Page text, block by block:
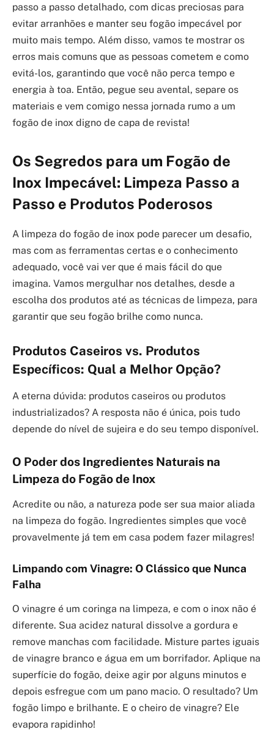
passo a passo detalhado, com dicas preciosas para
evitar arranhões e manter seu fogão impecável por
muito mais tempo. Além disso, vamos te mostrar os
erros mais comuns que as pessoas cometem e como
evitá-los, garantindo que você não perca tempo e
energia à toa. Então, pegue seu avental, separe os
materiais e vem comigo nessa jornada rumo a um
fogão de inox digno de capa de revista!
Os Segredos para um Fogão de
Inox Impecável: Limpeza Passo a
Passo e Produtos Poderosos
A limpeza do fogão de inox pode parecer um desafio,
mas com as ferramentas certas e o conhecimento
adequado, você vai ver que é mais fácil do que
imagina. Vamos mergulhar nos detalhes, desde a
escolha dos produtos até as técnicas de limpeza, para
garantir que seu fogão brilhe como nunca.
Produtos Caseiros vs. Produtos
Específicos: Qual a Melhor Opção?
A eterna dúvida: produtos caseiros ou produtos
industrializados? A resposta não é única, pois tudo
depende do nível de sujeira e do seu tempo disponível.
O Poder dos Ingredientes Naturais na
Limpeza do Fogão de Inox
Acredite ou não, a natureza pode ser sua maior aliada
na limpeza do fogão. Ingredientes simples que você
provavelmente já tem em casa podem fazer milagres!
Limpando com Vinagre: O Clássico que Nunca
Falha
O vinagre é um coringa na limpeza, e com o inox não é
diferente. Sua acidez natural dissolve a gordura e
remove manchas com facilidade. Misture partes iguais
de vinagre branco e água em um borrifador. Aplique na
superfície do fogão, deixe agir por alguns minutos e
depois esfregue com um pano macio. O resultado? Um
fogão limpo e brilhante. E o cheiro de vinagre? Ele
evapora rapidinho!